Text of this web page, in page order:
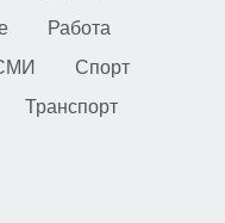
Работа
Спорт
Транспорт